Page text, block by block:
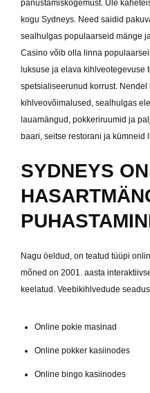
panustamiskogemust. Üle
kogu Sydneys. Need saidid
sealhulgas populaarseid mänge
Casino võib olla linna
luksuse ja elava kihlveotegevuse
spetsialiseerunud korrust.
kihlveovõimalused, sealhulgas
lauamängud, pokkeriruumid ja
baari, seitse restorani ja kümneid
SYDNEYS
Nagu öeldud, on teatud tüüpi
mõned on 2001. aasta
keelatud. Veebikihlvedude
Online pokie masinad
Online pokker kasiinodes
Online bingo kasiinodes